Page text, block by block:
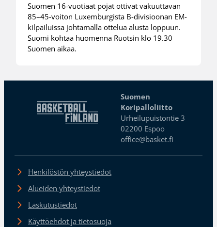
Suomen 16-vuotiaat pojat ottivat vakuuttavan
85–45-voiton Luxemburgista B-divisioonan EM-
kilpailuissa johtamalla ottelua alusta loppuun.
Suomi kohtaa huomenna Ruotsin klo 19.30
Suomen aikaa.
Suomen
Koripalloliitto
Urheilupuistontie 3
02200 Espoo
office@basket.fi
Henkilöstön yhteystiedot
Alueiden yhteystiedot
Laskutustiedot
Käyttöehdot ja tietosuoja